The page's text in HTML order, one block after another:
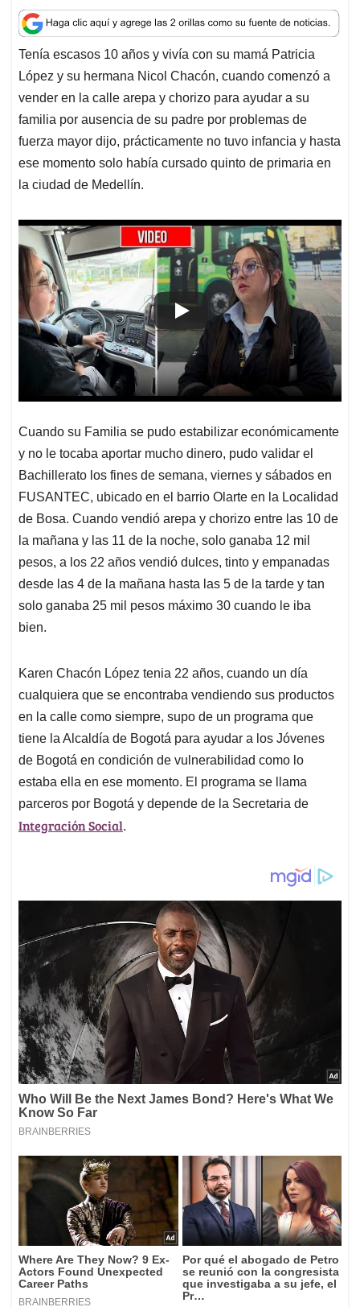
a
t
s
A
p
p
c
e
b
o
o
k
n
k
e
d
I
n
a
i
l
r
e
a
d
s
Tenía escasos 10 años y vivía con su mamá Patricia
López y su hermana Nicol Chacón, cuando comenzó a
vender en la calle arepa y chorizo para ayudar a su
familia por ausencia de su padre por problemas de
fuerza mayor dijo, prácticamente no tuvo infancia y hasta
ese momento solo había cursado quinto de primaria en
la ciudad de Medellín.
Cuando su Familia se pudo estabilizar económicamente
y no le tocaba aportar mucho dinero, pudo validar el
Bachillerato los fines de semana, viernes y sábados en
FUSANTEC, ubicado en el barrio Olarte en la Localidad
de Bosa. Cuando vendió arepa y chorizo entre las 10 de
la mañana y las 11 de la noche, solo ganaba 12 mil
pesos, a los 22 años vendió dulces, tinto y empanadas
desde las 4 de la mañana hasta las 5 de la tarde y tan
solo ganaba 25 mil pesos máximo 30 cuando le iba
bien.
Karen Chacón López tenia 22 años, cuando un día
cualquiera que se encontraba vendiendo sus productos
en la calle como siempre, supo de un programa que
tiene la Alcaldía de Bogotá para ayudar a los Jóvenes
de Bogotá en condición de vulnerabilidad como lo
estaba ella en ese momento. El programa se llama
parceros por Bogotá y depende de la Secretaria de
Integración Social.